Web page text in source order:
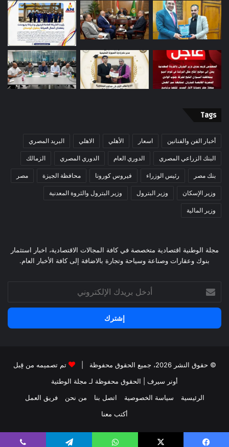
Tags
أخبار الفن والفنانين اسعار الأهلي الاهلي البريد المصري
البنك الزراعي المصري الدوري العام الدوري المصري الزمالك
بنك مصر رئيس الوزراء فيروس كورونا محافظة الجيزة مصر
وزير الإسكان وزير البترول وزير البترول والثروة المعدنية
وزير المالية
مجلة الوطنية اقتصادية متخصصة في كافة المجالات الاقتصادية، اخبار استثمار
بنوك وعقارات وصناعة وسياحة وتجارة بالاضافة إلى كافة الأخبار العام.
بريدك
الإلكتروني
© حقوق النشر 2026، جميع الحقوق محفوظة |
تم تصميمه من قِبل
أونر سيرف | الحقوق محفوظة لـ مجلة الوطتية
الرئيسية
سياسة الخصوصية اتصل بنا من نحن
فريق العمل
أكتب معنا